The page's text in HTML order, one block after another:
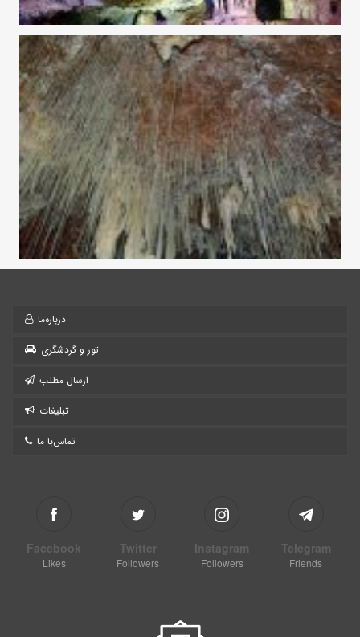
درباره‌ما
تور و گردشگری
ارسال مطلب
تبلیغات
تماس‌با ما
Facebook
Likes
Twitter
Followers
Instagram
Followers
Telegram
Friends